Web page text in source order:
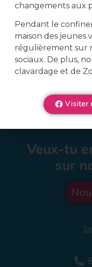
Veux-tu
sur
changements aux
Pendant le
maison des jeunes
régulièrement sur
sociaux. De plus,
clavardage et de
Visiter